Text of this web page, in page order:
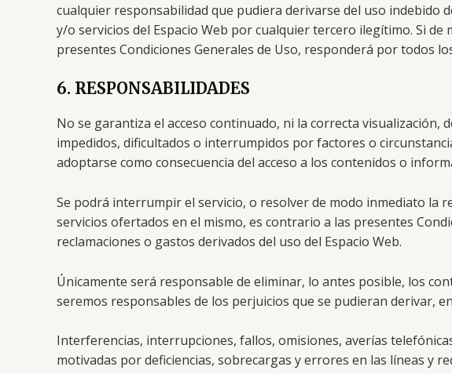
cualquier responsabilidad que pudiera derivarse del uso indebido
y/o servicios del Espacio Web por cualquier tercero ilegítimo. Si
presentes Condiciones Generales de Uso, responderá por todos
6. RESPONSABILIDADES
No se garantiza el acceso continuado, ni la correcta
impedidos, dificultados o interrumpidos por factores o
adoptarse como consecuencia del acceso a los contenidos o
Se podrá interrumpir el servicio, o resolver de modo inmediato la
servicios ofertados en el mismo, es contrario a las presentes
reclamaciones o gastos derivados del uso del Espacio Web.
Únicamente será responsable de eliminar, lo antes posible, los
seremos responsables de los perjuicios que se pudieran derivar,
Interferencias, interrupciones, fallos, omisiones, averías
motivadas por deficiencias, sobrecargas y errores en las líneas y